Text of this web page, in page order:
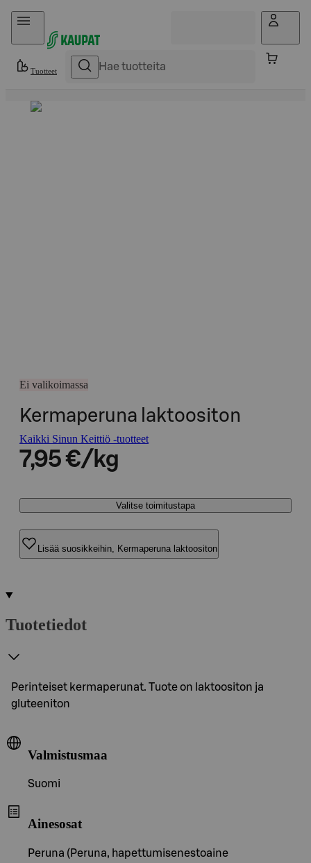
Hyppää sisältöön
Tuotteet
Ei valikoimassa
Kermaperuna laktoositon
Kaikki Sinun Keittiö -tuotteet
7,95 €/kg
Valitse toimitustapa
Lisää suosikkeihin, Kermaperuna laktoositon
Tuotetiedot
Perinteiset kermaperunat. Tuote on laktoositon ja
gluteeniton
Valmistusmaa
Suomi
Ainesosat
Peruna (Peruna, hapettumisenestoaine